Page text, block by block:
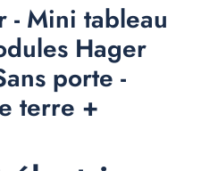
- Mini tableau
Hager
porte -
terre +